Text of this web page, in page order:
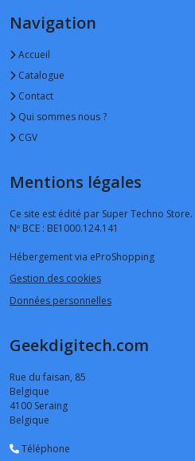
Navigation
Accueil
Catalogue
Contact
Qui sommes nous ?
CGV
Mentions légales
Ce site est édité par Super Techno Store.
Nº BCE : BE1000.124.141
Hébergement via eProShopping
Gestion des cookies
Données personnelles
Geekdigitech.com
Rue du faisan, 85
Belgique
4100 Seraing
Belgique
Téléphone